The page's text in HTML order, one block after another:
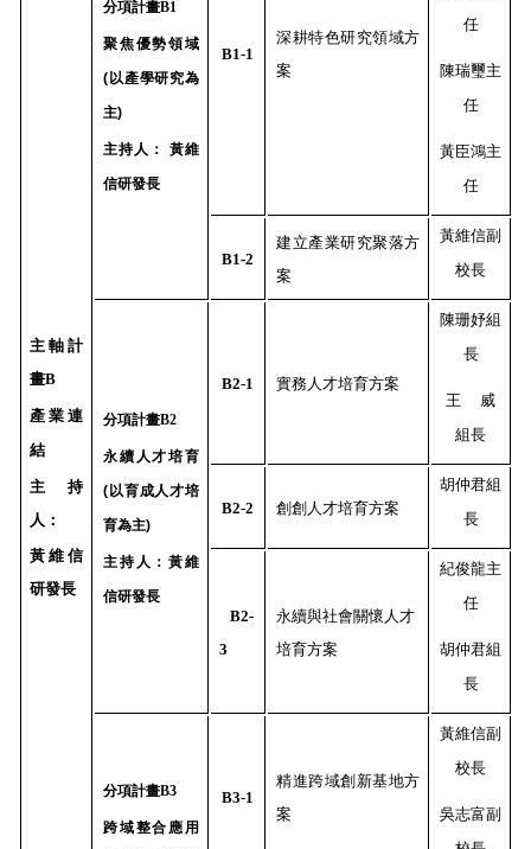
主軸計
畫B
產業連
結
主持
人：
黃維信
研發長
分項計畫B1
聚焦優勢領域
(以產學研究為
主)
主持人： 黃維
信研發長
B1-1
深耕特色研究領域方
案
任
陳瑞璽主
任
黃臣鴻主
任
B1-2
建立產業研究聚落方
案
黃維信副
校長
分項計畫B2
永續人才培育
(以育成人才培
育為主)
主持人：黃維
信研發長
B2-1 實務人才培育方案
陳珊妤組
長
王 威
組長
B2-2 創創人才培育方案
胡仲君組
長
B2-
3
永續與社會關懷人才
培育方案
紀俊龍主
任
胡仲君組
長
分項計畫B3
跨域整合應用
B3-1
精進跨域創新基地方
案
黃維信副
校長
吳志富副